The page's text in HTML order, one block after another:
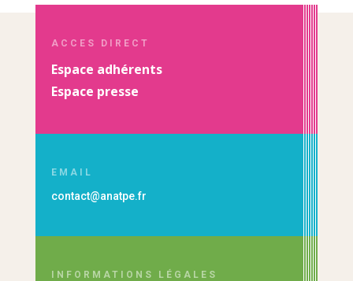
ACCES DIRECT
Espace adhérents
Espace presse
EMAIL
contact@anatpe.fr
INFORMATIONS LÉGALES